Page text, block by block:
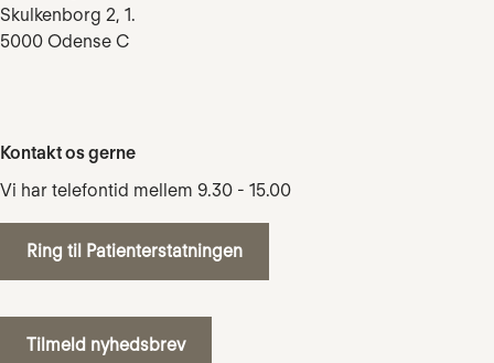
Skulkenborg 2, 1.
5000 Odense C
Kontakt os gerne
Vi har telefontid mellem 9.30 - 15.00
Ring til Patienterstatningen
Tilmeld nyhedsbrev